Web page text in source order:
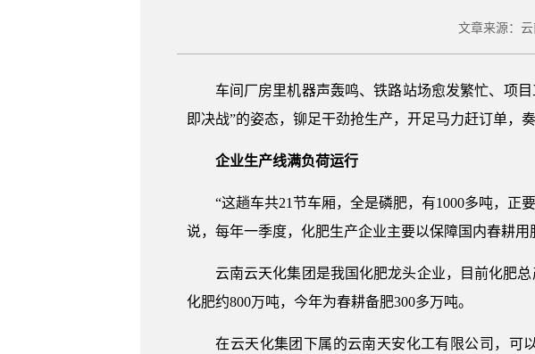
文章来源：
车间厂房里机器声轰鸣、铁路站场愈发繁忙、项目
即决战”的姿态，铆足干劲抢生产，开足马力赶订单，
企业生产线满负荷运行
“这趟车共21节车厢，全是磷肥，有1000多吨，正
说，每年一季度，化肥生产企业主要以保障国内春耕用
云南云天化集团是我国化肥龙头企业，目前化肥总
化肥约800万吨，今年为春耕备肥300多万吨。
在云天化集团下属的云南天安化工有限公司，可以